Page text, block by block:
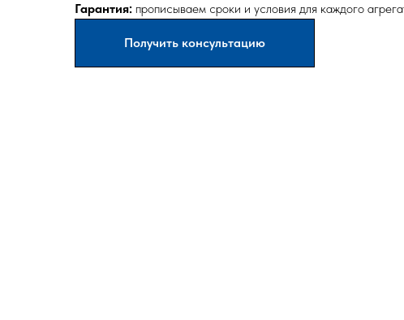
Гарантия: прописываем сроки и условия для каждого
Получить консультацию